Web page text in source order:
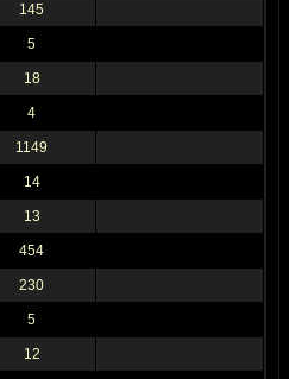
145
5
18
4
1149
14
13
454
230
5
12